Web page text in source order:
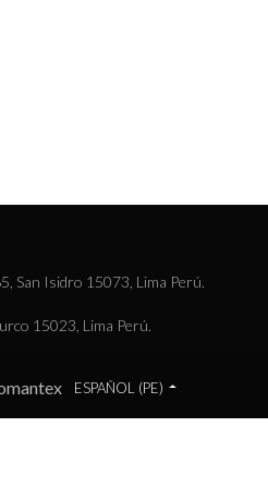
San Isidro 15073, Lima Perú.
15023, Lima Perú.
ESPAÑOL (PE)